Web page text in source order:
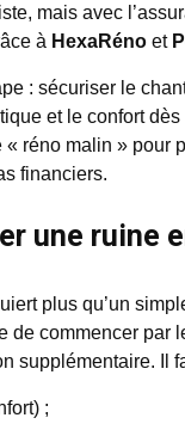
mais avec
à HexaRéno et
: sécuriser le
et le confort
réno malin » pour
financiers.
une ruine
plus qu’un
de commencer par
supplémentaire. Il
;